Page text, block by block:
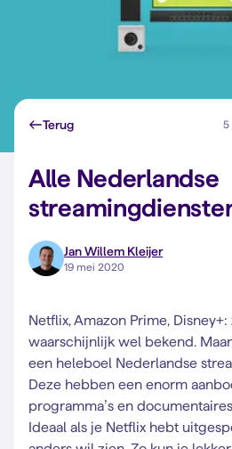
Terug 5
Alle Nederlandse
Jan Willem Kleijer
19 mei 2020
Netflix, Amazon Prime,
waarschijnlijk wel bekend.
een heleboel Nederlandse
Deze hebben een enorm
programma’s en
Ideaal als je Netflix hebt